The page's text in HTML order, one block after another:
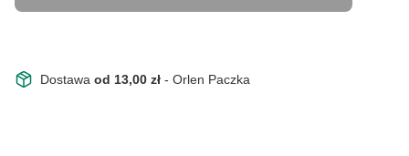
Dostawa od 13,00 zł - Orlen Paczka